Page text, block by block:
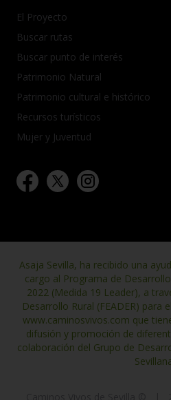
El Proyecto
Buscar rutas
Buscar punto de interés
Patrimonio Natural
Patrimonio cultural e histórico
Recursos turísticos
Mujer y Juventud
Asaja Sevilla, ha recibido una
cargo al Programa de
2022 (Medida 19 Leader), a
Desarrollo Rural (FEADER) para
www.caminosvivos.com que
difusión y promoción de
colaboración del Grupo de